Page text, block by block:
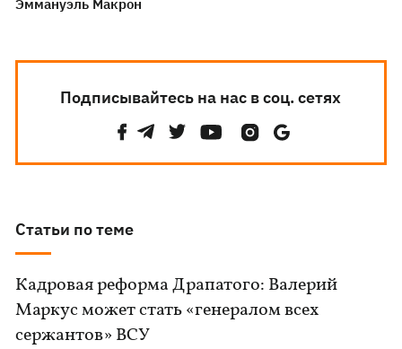
Эммануэль Макрон
Подписывайтесь на нас в соц. сетях
Статьи по теме
Кадровая реформа Драпатого: Валерий
Маркус может стать «генералом всех
сержантов» ВСУ